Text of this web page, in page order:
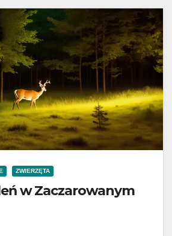
ZWIERZĘTA
w Zaczarowanym